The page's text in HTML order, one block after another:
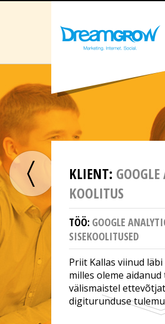
KLIENT:
KOOLITUS
TÖÖ: GOOGLE
SISEKOOLITUSED
Priit Kallas viinud
milles oleme
välismaistel
digiturunduse